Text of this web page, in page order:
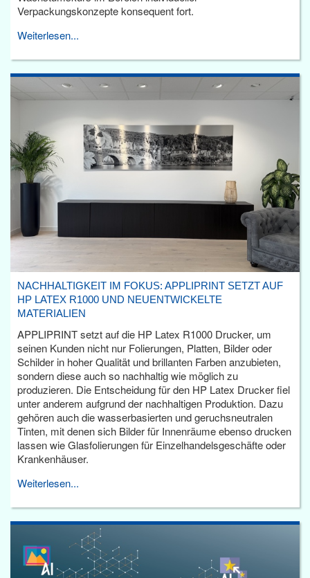
Verpackungskonzepte konsequent fort.
Weiterlesen...
NACHHALTIGKEIT IM FOKUS: APPLIPRINT SETZT AUF
HP LATEX R1000 UND NEUENTWICKELTE
MATERIALIEN
APPLIPRINT setzt auf die HP Latex R1000 Drucker, um
seinen Kunden nicht nur Folierungen, Platten, Bilder oder
Schilder in hoher Qualität und brillanten Farben anzubieten,
sondern diese auch so nachhaltig wie möglich zu
produzieren. Die Entscheidung für den HP Latex Drucker fiel
unter anderem aufgrund der nachhaltigen Produktion. Dazu
gehören auch die wasserbasierten und geruchsneutralen
Tinten, mit denen sich Bilder für Innenräume ebenso drucken
lassen wie Glasfolierungen für Einzelhandelsgeschäfte oder
Krankenhäuser.
Weiterlesen...